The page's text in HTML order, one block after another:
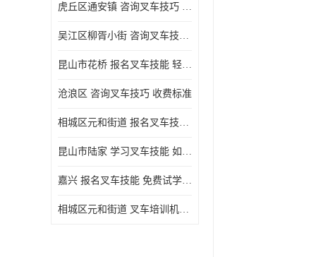
虎丘区通安镇 咨询叉车技巧 新政策已公布
吴江区柳胥小街 咨询叉车技巧 附近那家正规
昆山市花桥 报名叉车技能 轻松试学无压力
沧浪区 咨询叉车技巧 收费标准
相城区元和街道 报名叉车技能 没有学历怎么办
昆山市陆家 学习叉车技能 如何选择很重要
嘉兴 报名叉车技能 免费试学联系电话
相城区元和街道 叉车培训机构 如何选择很重要